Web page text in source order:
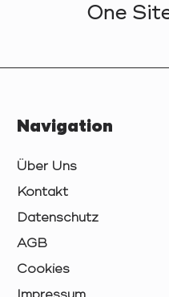
One
Navigation
Über Uns
Kontakt
Datenschutz
AGB
Cookies